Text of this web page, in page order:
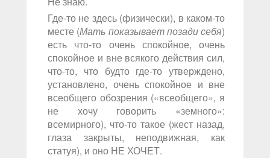
Где-то не здесь (физически), в каком-то
месте (Мать показывает позади себя)
есть что-то очень спокойное, очень
спокойное и вне всякого действия сил,
что-то, что будто где-то утверждено,
установлено, очень спокойное и вне
всеобщего обозрения («всеобщего», я
не хочу говорить «земного»:
всемирного), что-то такое (жест назад,
глаза закрыты, неподвижная, как
статуя), и оно НЕ ХОЧЕТ.